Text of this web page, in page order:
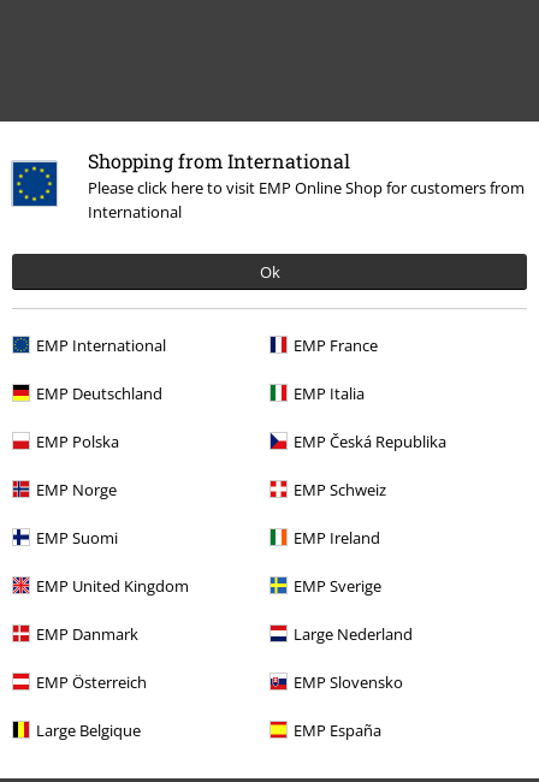
Shopping from International
Please click here to visit EMP Online Shop for customers from
International
Ok
EMP International EMP France
EMP Deutschland EMP Italia
EMP Polska EMP Česká Republika
EMP Norge EMP Schweiz
EMP Suomi EMP Ireland
EMP United Kingdom EMP Sverige
EMP Danmark Large Nederland
EMP Österreich EMP Slovensko
Large Belgique EMP España
Última visita
%
Más categorías. Más opciones